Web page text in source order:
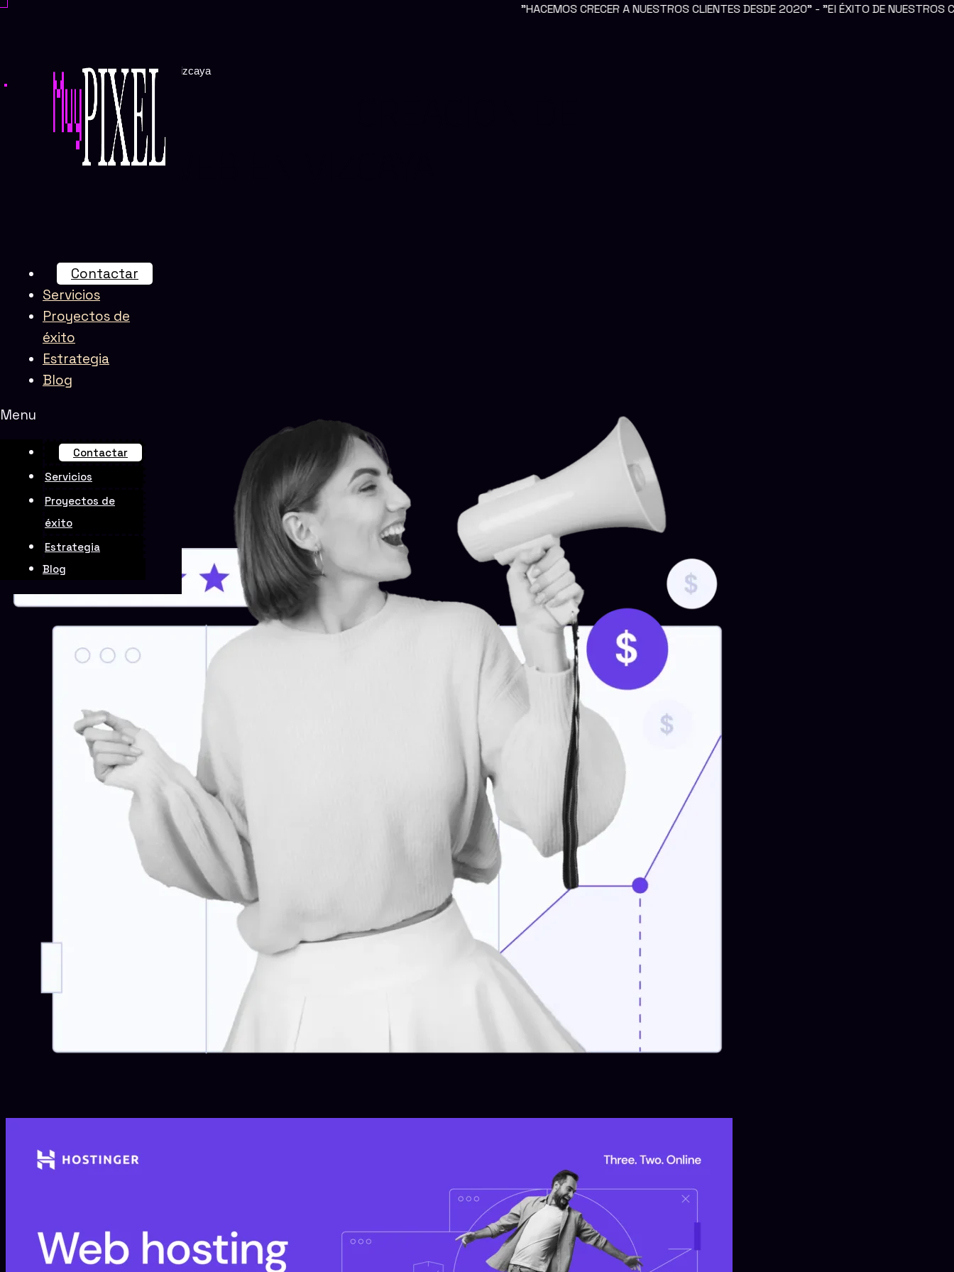
Ir
"HACEMOS CRECER A NUESTROS CLIENTES DESDE 2020" - "El ÉXITO DE NUESTROS CLIENTES ES
Contactar
Servicios
Proyectos de
éxito
Estrategia
Blog
Menu
Contactar
Servicios
Proyectos de
éxito
Estrategia
Blog
Creación de páginas web en Vizcaya
PÁGINAS WEB EN VIZCAYA
Rate this page